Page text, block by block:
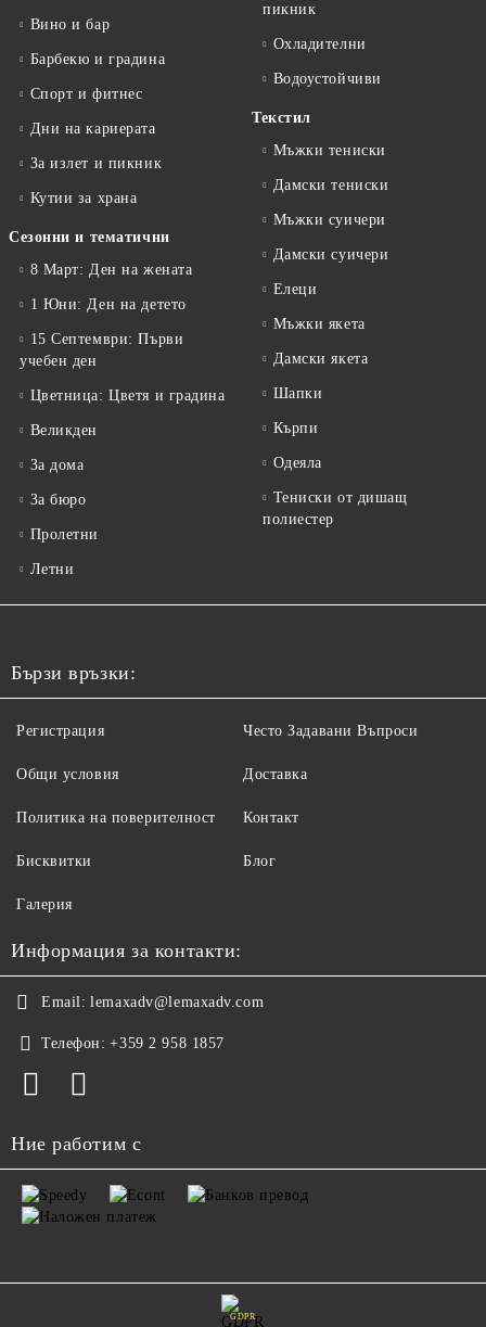
Вино и бар
Барбекю и градина
Спорт и фитнес
Дни на кариерата
За излет и пикник
Кутии за храна
Сезонни и тематични
8 Март: Ден на жената
1 Юни: Ден на детето
15 Септември: Първи
учебен ден
Цветница: Цветя и градина
Великден
За дома
За бюро
Пролетни
Летни
пикник
Охладителни
Водоустойчиви
Текстил
Мъжки тениски
Дамски тениски
Мъжки суичери
Дамски суичери
Елеци
Мъжки якета
Дамски якета
Шапки
Кърпи
Одеяла
Тениски от дишащ
полиестер
Бързи връзки:
Регистрация
Общи условия
Политика на поверителност
Бисквитки
Често Задавани Въпроси
Доставка
Контакт
Блог
Галерия
Информация за контакти:
Email: lemaxadv@lemaxadv.com
Телефон: +359 2 958 1857
Ние работим с
GDPR